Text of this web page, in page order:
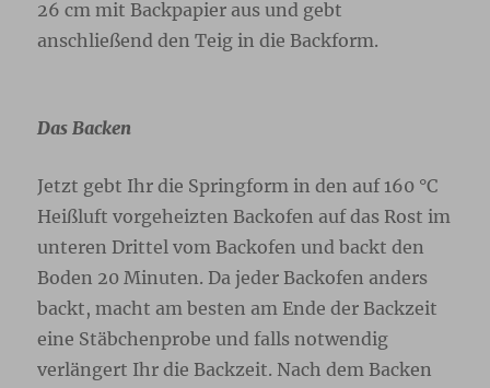
26 cm mit Backpapier aus und gebt
anschließend den Teig in die Backform.
Das Backen
Jetzt gebt Ihr die Springform in den auf 160 °C
Heißluft vorgeheizten Backofen auf das Rost im
unteren Drittel vom Backofen und backt den
Boden 20 Minuten. Da jeder Backofen anders
backt, macht am besten am Ende der Backzeit
eine Stäbchenprobe und falls notwendig
verlängert Ihr die Backzeit. Nach dem Backen